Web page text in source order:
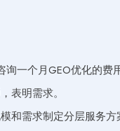
询一个月GEO优化的费
表明需求。
和需求制定分层服